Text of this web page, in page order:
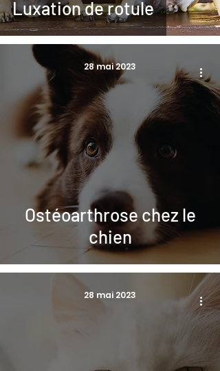
Luxation de rotule
Ostéoarthrose chez le
chien
28 mai 2023
28 mai 2023